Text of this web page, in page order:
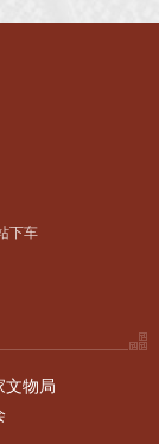
下车
文物局